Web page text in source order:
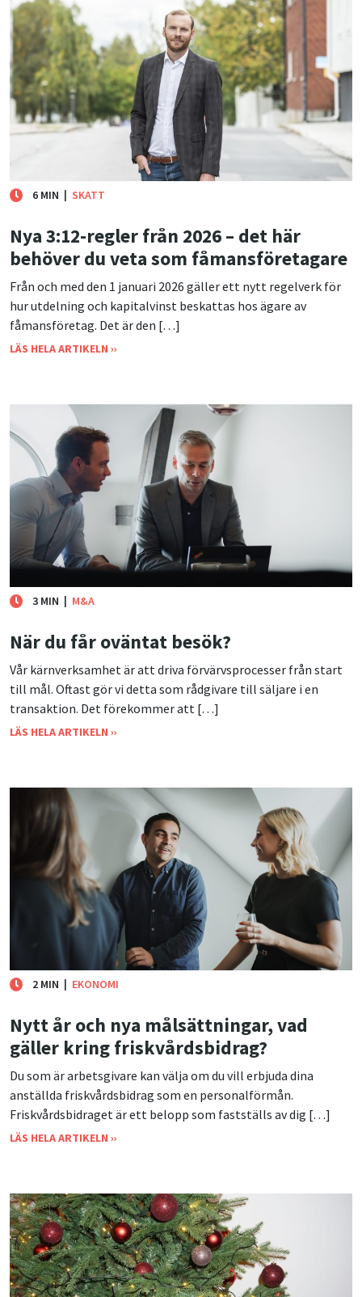
6 MIN SKATT
Nya 3:12-regler från 2026 – det här
behöver du veta som fåmansföretagare
Från och med den 1 januari 2026 gäller ett nytt regelverk för
hur utdelning och kapitalvinst beskattas hos ägare av
fåmansföretag. Det är den […]
LÄS HELA ARTIKELN ››
3 MIN | M&A
När du får oväntat besök?
Vår kärnverksamhet är att driva förvärvsprocesser från start
till mål. Oftast gör vi detta som rådgivare till säljare i en
transaktion. Det förekommer att […]
LÄS HELA ARTIKELN ››
2 MIN | EKONOMI
Nytt år och nya målsättningar, vad
gäller kring friskvårdsbidrag?
Du som är arbetsgivare kan välja om du vill erbjuda dina
anställda friskvårdsbidrag som en personalförmån.
Friskvårdsbidraget är ett belopp som fastställs av dig […]
LÄS HELA ARTIKELN ››